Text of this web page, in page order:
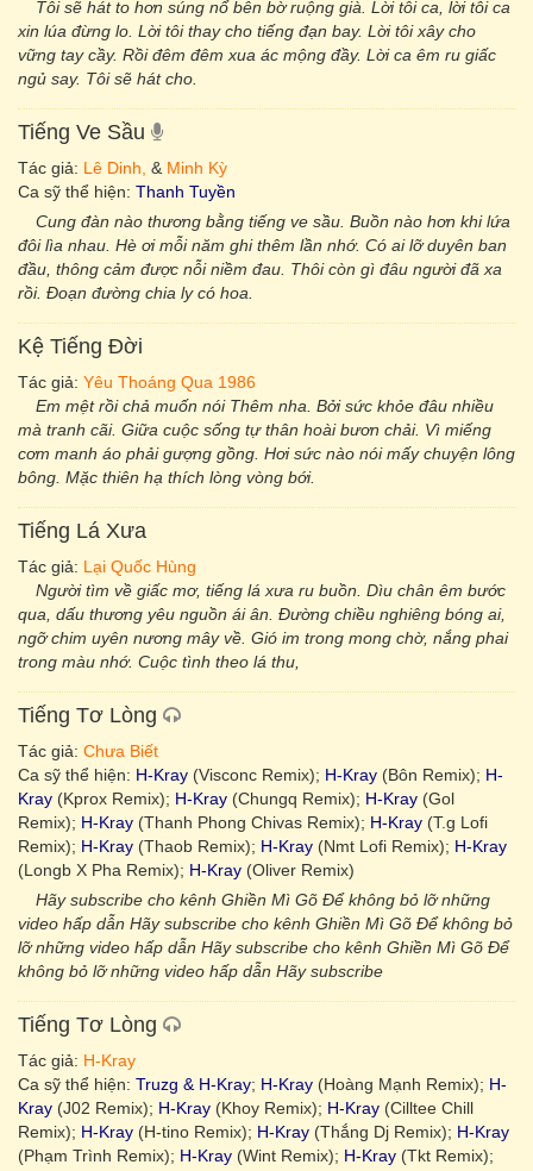
Tôi sẽ hát to hơn súng nổ bên bờ ruộng già. Lời tôi ca, lời tôi ca
xin lúa đừng lo. Lời tôi thay cho tiếng đạn bay. Lời tôi xây cho
vững tay cầy. Rồi đêm đêm xua ác mộng đầy. Lời ca êm ru giấc
ngủ say. Tôi sẽ hát cho.
Tiếng Ve Sầu
Tác giả: Lê Dinh, & Minh Kỳ
Ca sỹ thể hiện: Thanh Tuyền
Cung đàn nào thương bằng tiếng ve sầu. Buồn nào hơn khi lứa
đôi lìa nhau. Hè ơi mỗi năm ghi thêm lần nhớ. Có ai lỡ duyên ban
đầu, thông cảm được nỗi niềm đau. Thôi còn gì đâu người đã xa
rồi. Đoạn đường chia ly có hoa.
Kệ Tiếng Đời
Tác giả: Yêu Thoáng Qua 1986
Em mệt rồi chả muốn nói Thêm nha. Bởi sức khỏe đâu nhiều
mà tranh cãi. Giữa cuộc sống tự thân hoài bươn chải. Vì miếng
cơm manh áo phải gượng gồng. Hơi sức nào nói mấy chuyện lông
bông. Mặc thiên hạ thích lòng vòng bới.
Tiếng Lá Xưa
Tác giả: Lại Quốc Hùng
Người tìm về giấc mơ, tiếng lá xưa ru buồn. Dìu chân êm bước
qua, dấu thương yêu nguồn ái ân. Đường chiều nghiêng bóng ai,
ngỡ chim uyên nương mây về. Gió im trong mong chờ, nắng phai
trong màu nhớ. Cuộc tình theo lá thu,
Tiếng Tơ Lòng
Tác giả: Chưa Biết
Ca sỹ thể hiện: H-Kray (Visconc Remix); H-Kray (Bôn Remix); H-
Kray (Kprox Remix); H-Kray (Chungq Remix); H-Kray (Gol
Remix); H-Kray (Thanh Phong Chivas Remix); H-Kray (T.g Lofi
Remix); H-Kray (Thaob Remix); H-Kray (Nmt Lofi Remix); H-Kray
(Longb X Pha Remix); H-Kray (Oliver Remix)
Hãy subscribe cho kênh Ghiền Mì Gõ Để không bỏ lỡ những
video hấp dẫn Hãy subscribe cho kênh Ghiền Mì Gõ Để không bỏ
lỡ những video hấp dẫn Hãy subscribe cho kênh Ghiền Mì Gõ Để
không bỏ lỡ những video hấp dẫn Hãy subscribe
Tiếng Tơ Lòng
Tác giả: H-Kray
Ca sỹ thể hiện: Truzg & H-Kray; H-Kray (Hoàng Mạnh Remix); H-
Kray (J02 Remix); H-Kray (Khoy Remix); H-Kray (Cilltee Chill
Remix); H-Kray (H-tino Remix); H-Kray (Thắng Dj Remix); H-Kray
(Phạm Trình Remix); H-Kray (Wint Remix); H-Kray (Tkt Remix);